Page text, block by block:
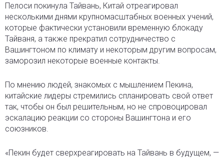
Пелоси покинула Тайвань, Китай отреагировал
несколькими днями крупномасштабных военных учений,
которые фактически установили временную блокаду
Тайваня, а также прекратил сотрудничество с
Вашингтоном по климату и некоторым другим вопросам,
заморозил некоторые военные контакты.
По мнению людей, знакомых с мышлением Пекина,
китайские лидеры стремились спланировать свой ответ
так, чтобы он был решительным, но не спровоцировал
эскалацию реакции со стороны Вашингтона и его
союзников.
«Пекин будет сверхреагировать на Тайвань в будущем, —